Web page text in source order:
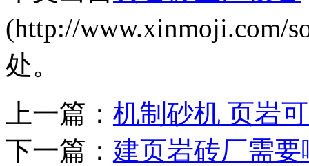
(http://www.xinmoji.com/
处。
上一篇： 机制砂机 页岩
下一篇： 建页岩砖厂需